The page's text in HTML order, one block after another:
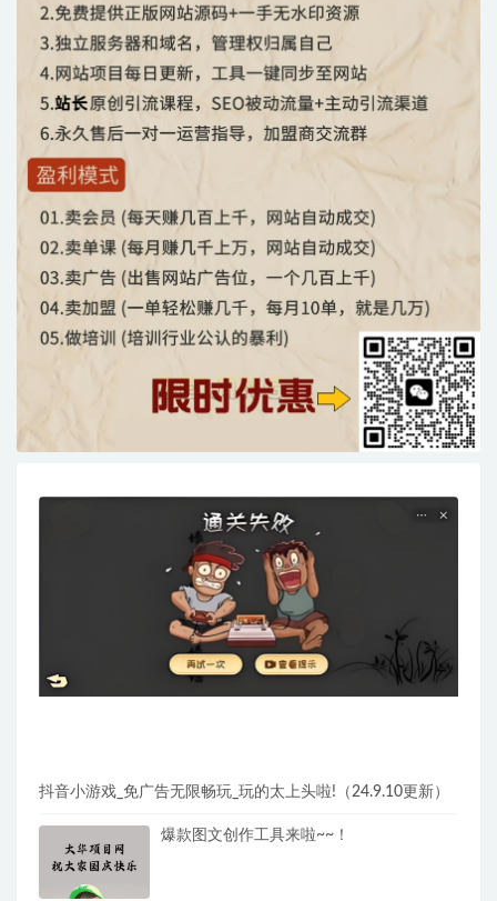
抖音小游戏_免广告无限畅玩_玩的太上头啦!（24.9.10更新）
爆款图文创作工具来啦~~！